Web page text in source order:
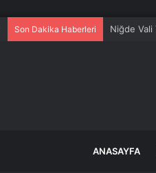
Son Dakika Haberleri
ANASAYFA